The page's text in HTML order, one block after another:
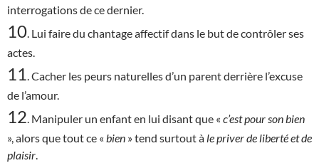
interrogations de ce dernier.
10 . Lui faire du chantage affectif dans le but de contrôler ses
actes.
11 . Cacher les peurs naturelles d’un parent derrière l’excuse
de l’amour.
12 . Manipuler un enfant en lui disant que « c’estpour son bien
», alors que tout ce « bien » tend surtout à le priver de liberté et de
plaisir